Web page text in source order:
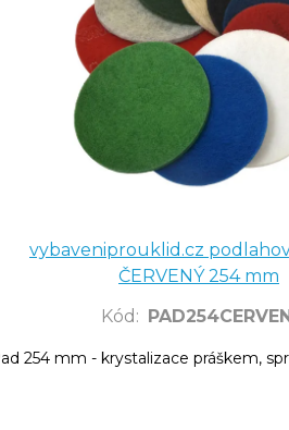
vybaveniprouklid.cz
ČERVENÝ 254 mm
Kód :
254 mm - krystalizace práškem,